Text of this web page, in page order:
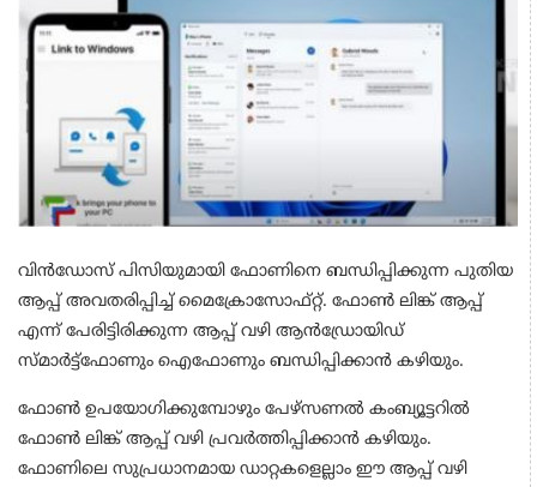
വിന്‍ഡോസ് പിസിയുമായി ഫോണിനെ ബന്ധിപ്പിക്കുന്ന പുതിയ
ആപ്പ് അവതരിപ്പിച്ച് മൈക്രോസോഫ്റ്റ്. ഫോണ്‍ ലിങ്ക് ആപ്പ്
എന്ന് പേരിട്ടിരിക്കുന്ന ആപ്പ് വഴി ആന്‍ഡ്രോയിഡ്
സ്മാര്‍ട്ട്ഫോണും ഐഫോണും ബന്ധിപ്പിക്കാന്‍ കഴിയും.
ഫോണ്‍ ഉപയോഗിക്കുമ്പോഴും പേഴ്‌സണല്‍ കംബ്യൂട്ടറില്‍
ഫോണ്‍ ലിങ്ക് ആപ്പ് വഴി പ്രവര്‍ത്തിപ്പിക്കാന്‍ കഴിയും.
ഫോണിലെ സുപ്രധാനമായ ഡാറ്റകളെല്ലാം ഈ ആപ്പ് വഴി